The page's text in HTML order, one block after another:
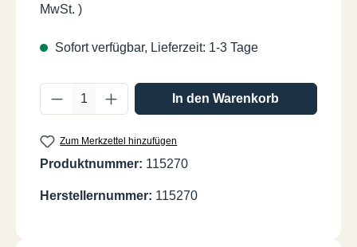
MwSt. )
Sofort verfügbar, Lieferzeit: 1-3 Tage
Produkt Anzahl: Gib den gewünschten
In den Warenkorb
Zum Merkzettel hinzufügen
Produktnummer: 115270
Herstellernummer: 115270